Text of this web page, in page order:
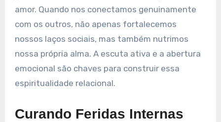
amor. Quando nos conectamos genuinamente
com os outros, não apenas fortalecemos
nossos laços sociais, mas também nutrimos
nossa própria alma. A escuta ativa e a abertura
emocional são chaves para construir essa
espiritualidade relacional.
Curando Feridas Internas